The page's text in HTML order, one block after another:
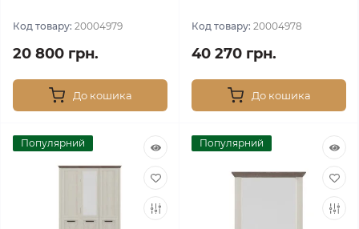
Код товару: 20004979
20 800 грн.
До кошика
Код товару: 20004978
40 270 грн.
До кошика
Популярний Популярний